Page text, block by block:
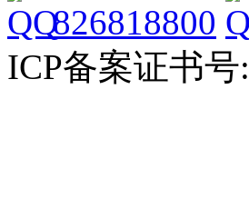
826818800
ICP备案证书号: